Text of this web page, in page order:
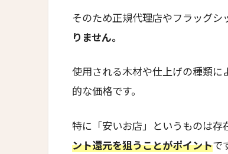
そのため正規代理店やフラッグシ
りません。
使用される木材や仕上げの種類
的な価格です。
特に「安いお店」というものは存
ント還元を狙うことがポイントで